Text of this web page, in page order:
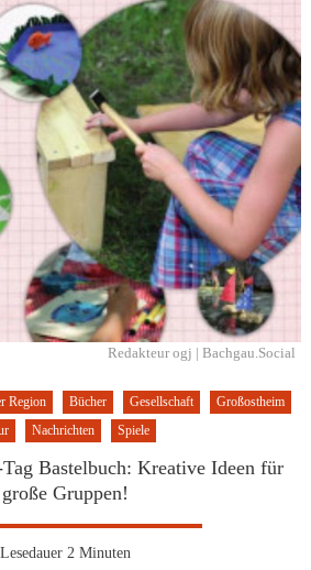
Redakteur ogj | Bachgau.Social
Region Bücher Gesellschaft
Großostheim
Nachrichten Spiele
Bastelbuch: Kreative Ideen für
große Gruppen!
Lesedauer 2 Minuten